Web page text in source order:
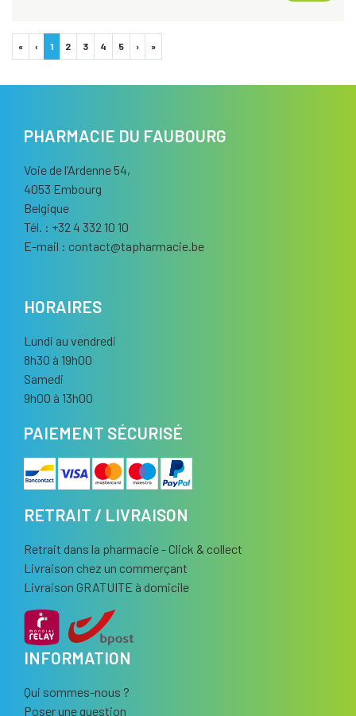
« ‹ 1 2 3 4 5 › »
PHARMACIE DU FAUBOURG
Voie de l’Ardenne 54,
4053 Embourg
Belgique
Tél. : +32 4 332 10 10
E-mail : contact@tapharmacie.be
HORAIRES
Lundi au vendredi
8h30 à 19h00
Samedi
9h00 à 13h00
PAIEMENT SÉCURISÉ
RETRAIT / LIVRAISON
Retrait dans la pharmacie - Click & collect
Livraison chez un commerçant
Livraison GRATUITE à domicile
INFORMATION
Qui sommes-nous ?
Poser une question